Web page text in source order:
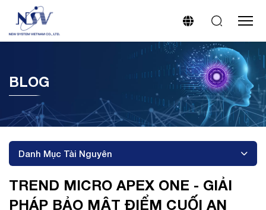
BLOG
Danh Mục Tài Nguyên
TREND MICRO APEX ONE - GIẢI
PHÁP BẢO MẬT ĐIỂM CUỐI AN